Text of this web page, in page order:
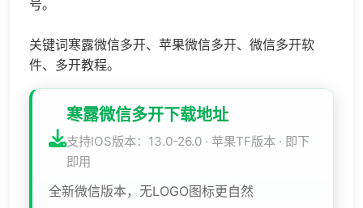
号。
关键词寒露微信多开、苹果微信多开、微信多开软
件、多开教程。
寒露微信多开下载地址
支持IOS版本：13.0-26.0 · 苹果TF版本 · 即下
即用
全新微信版本，无LOGO图标更自然